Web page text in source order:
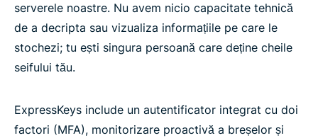
serverele noastre. Nu avem nicio capacitate tehnică
de a decripta sau vizualiza informațiile pe care le
stochezi; tu ești singura persoană care deține cheile
seifului tău.
ExpressKeys include un autentificator integrat cu doi
factori (MFA), monitorizare proactivă a breșelor și